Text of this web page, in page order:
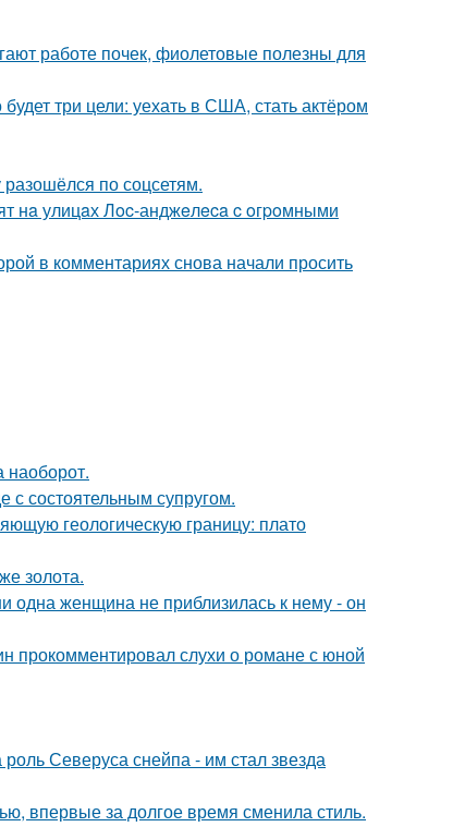
работе почек, фиолетовые полезны для
три цели: уехать в США, стать актёром
разошёлся по соцсетям.
нa улицaх Лoc-анджeлeca c oгpoмными
в комментариях снова начали просить
наоборот.
с состоятельным супругом.
геологическую границу: плато
золота.
одна женщина не приблизилась к нему - он
прокомментировал слухи о романе с юной
Северуса снейпа - им стал звезда
впервые за долгое время сменила стиль.